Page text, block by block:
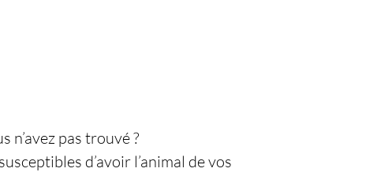
n’avez pas trouvé ?
d’avoir l’animal de vos